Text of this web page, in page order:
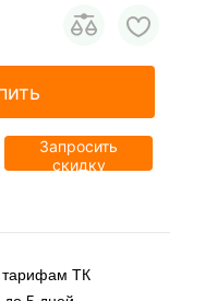
Запросить
скидку
тарифам ТК